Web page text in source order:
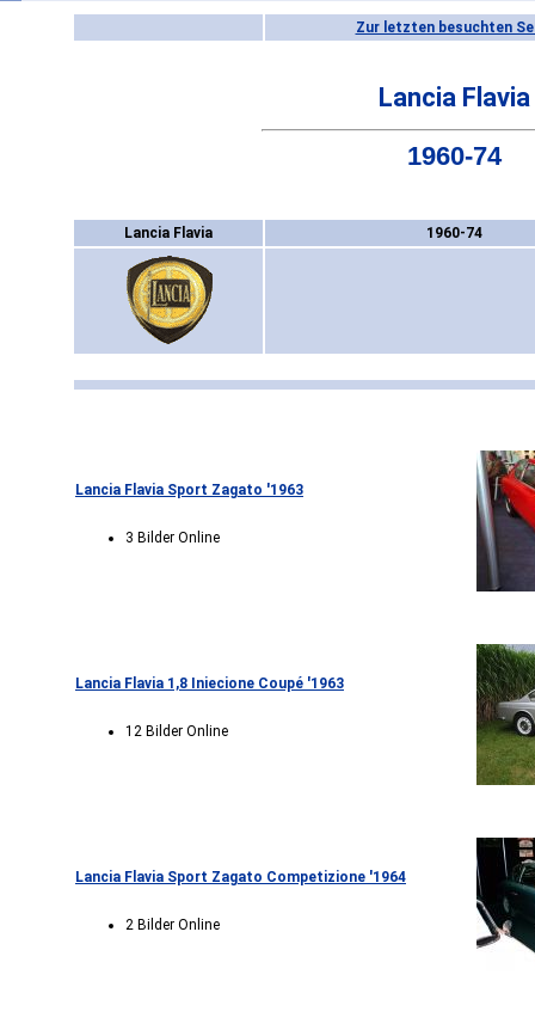
Zur letzten besuchten
Lancia Flavia
1960-74
Lancia Flavia 1960-74
Lancia Flavia Sport Zagato '1963
3 Bilder Online
Lancia Flavia 1,8 Iniecione Coupé '1963
12 Bilder Online
Lancia Flavia Sport Zagato Competizione '1964
2 Bilder Online